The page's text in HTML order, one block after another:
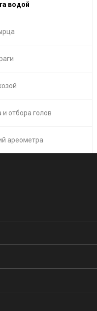
водой
и отбора голов
ареометра